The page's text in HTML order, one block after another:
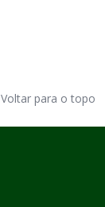
Voltar para o topo